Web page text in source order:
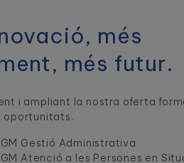
més
més futur.
i ampliant la nostra oferta
Gestió Administrativa
Atenció a les Persones en